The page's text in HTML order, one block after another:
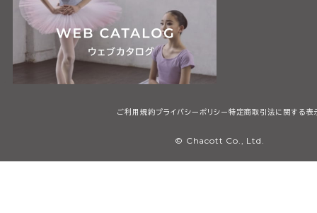
ご利用規約プライバシーポリシー特定商取引法に関する表
© Chacott Co., Ltd.